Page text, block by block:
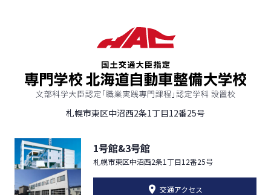
札幌市東区中沼西2条1丁目12番25号
1号館&3号館
札幌市東区中沼西2条1丁目12番25号
交通アクセス